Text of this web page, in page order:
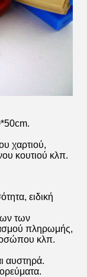
χαρτιού,
κουτιού κλπ.
ειδική
των
πληρωμής,
κλπ.
αυστηρά.